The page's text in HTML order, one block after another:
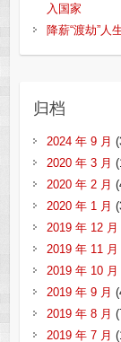
入国家
降薪“渡劫”人
归档
2024 年 9 月
2020 年 3 月
2020 年 2 月
2020 年 1 月
2019 年 12 月
2019 年 11 月
2019 年 10 月
2019 年 9 月
2019 年 8 月
2019 年 7 月